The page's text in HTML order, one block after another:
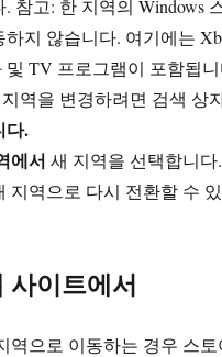
참고: 한 지역의 Windows
지 않습니다. 여기에는
및 TV 프로그램이 포함됩
역을 변경하려면 검색 상
다.
에서 새 지역을 선택합니다.
지역으로 다시 전환할 수
사이트에서
역으로 이동하는 경우 스